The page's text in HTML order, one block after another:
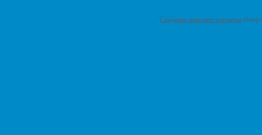
Создание интернет-магазина